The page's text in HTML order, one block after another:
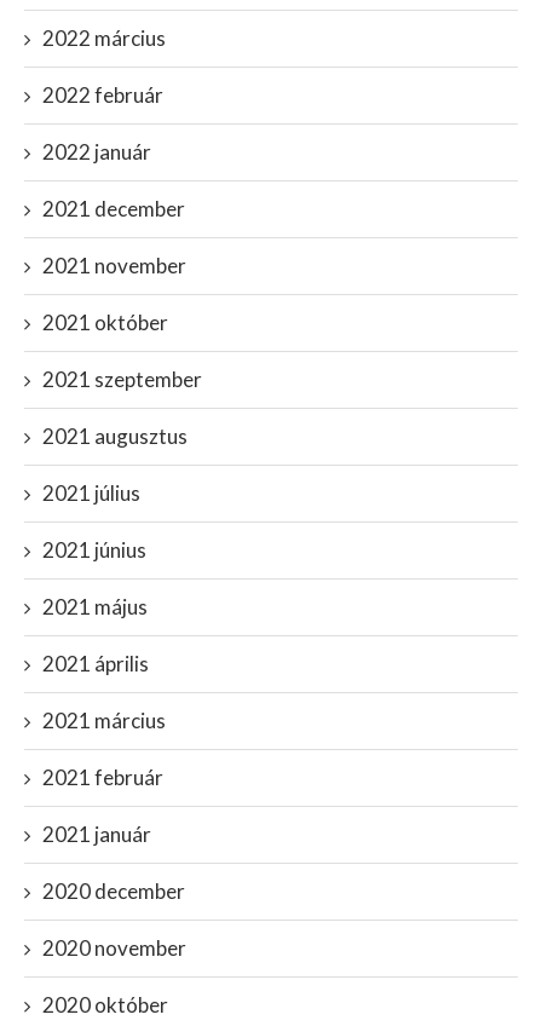
2022 március
2022 február
2022 január
2021 december
2021 november
2021 október
2021 szeptember
2021 augusztus
2021 július
2021 június
2021 május
2021 április
2021 március
2021 február
2021 január
2020 december
2020 november
2020 október